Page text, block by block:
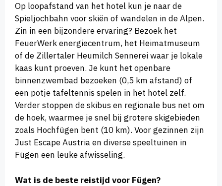
Op loopafstand van het hotel kun je naar de
Spieljochbahn voor skiën of wandelen in de Alpen.
Zin in een bijzondere ervaring? Bezoek het
FeuerWerk energiecentrum, het Heimatmuseum
of de Zillertaler Heumilch Sennerei waar je lokale
kaas kunt proeven. Je kunt het openbare
binnenzwembad bezoeken (0,5 km afstand) of
een potje tafeltennis spelen in het hotel zelf.
Verder stoppen de skibus en regionale bus net om
de hoek, waarmee je snel bij grotere skigebieden
zoals Hochfügen bent (10 km). Voor gezinnen zijn
Just Escape Austria en diverse speeltuinen in
Fügen een leuke afwisseling.
Wat is de beste reistijd voor Fügen?